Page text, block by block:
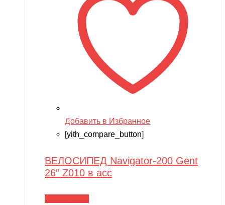
Добавить в Избранное
[yith_compare_button]
ВЕЛОСИПЕД Navigator-200 Gent
26″ Z010 в асс